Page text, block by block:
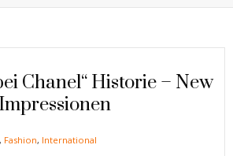
Chanel“ Historie – New
, Fashion, International